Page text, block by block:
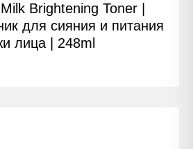
Brightening Toner |
для сияния и питания
лица | 248ml